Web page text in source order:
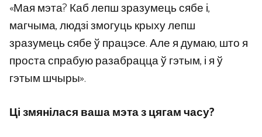
«Мая мэта? Каб лепш зразумець сябе і,
магчыма, людзі змогуць крыху лепш
зразумець сябе ў працэсе. Але я думаю, што я
проста спрабую разабрацца ў гэтым, і я ў
гэтым шчыры».
Ці змянілася ваша мэта з цягам часу?